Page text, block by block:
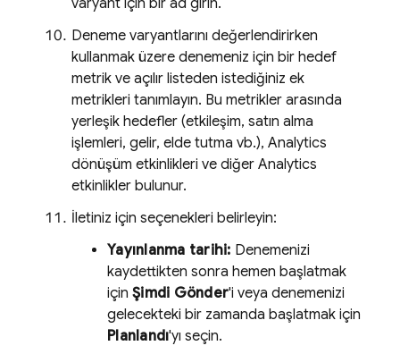
varyant için bir ad girin.
Deneme varyantlarını değerlendirirken
kullanmak üzere denemeniz için bir hedef
metrik ve açılır listeden istediğiniz ek
metrikleri tanımlayın. Bu metrikler arasında
yerleşik hedefler (etkileşim, satın alma
işlemleri, gelir, elde tutma vb.), Analytics
dönüşüm etkinlikleri ve diğer Analytics
etkinlikler bulunur.
İletiniz için seçenekleri belirleyin:
Yayınlanma tarihi: Denemenizi
kaydettikten sonra hemen başlatmak
için Şimdi Gönder'i veya denemenizi
gelecekteki bir zamanda başlatmak için
Planlandı'yı seçin.